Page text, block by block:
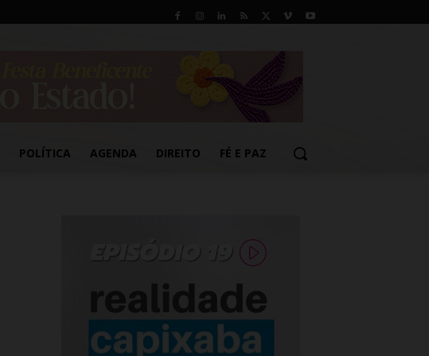
POLÍTICA AGENDA DIREITO FÉ E PAZ